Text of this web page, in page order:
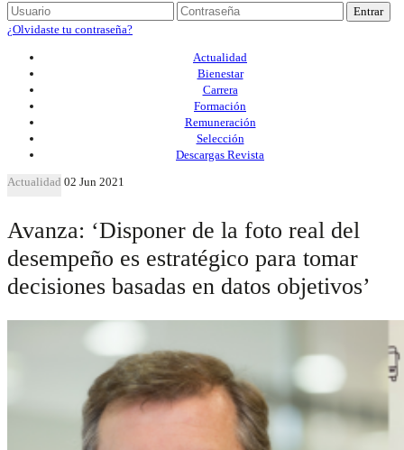
Entrar
¿Olvidaste tu contraseña?
Actualidad
Bienestar
Carrera
Formación
Remuneración
Selección
Descargas Revista
Actualidad 02 Jun 2021
Avanza: ‘Disponer de la foto real del
desempeño es estratégico para tomar
decisiones basadas en datos objetivos’